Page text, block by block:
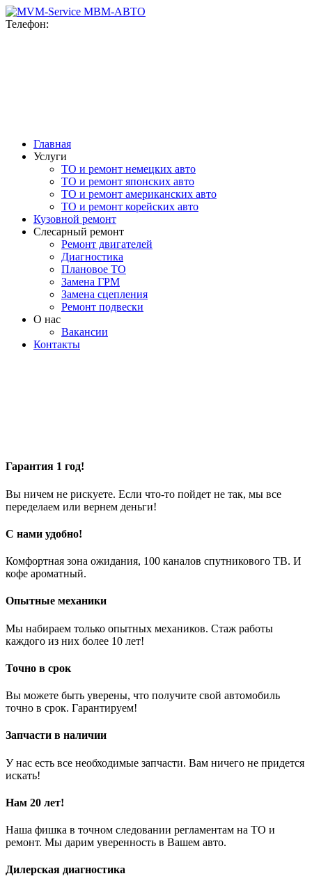
MВМ-АВТО
Телефон:
Главная
Услуги
ТО и ремонт немецких авто
ТО и ремонт японских авто
ТО и ремонт американских авто
ТО и ремонт корейских авто
Кузовной ремонт
Слесарный ремонт
Ремонт двигателей
Диагностика
Плановое ТО
Замена ГРМ
Замена сцепления
Ремонт подвески
О нас
Вакансии
Контакты
Гарантия 1 год!
Вы ничем не рискуете. Если что-то пойдет не так, мы все
переделаем или вернем деньги!
С нами удобно!
Комфортная зона ожидания, 100 каналов спутникового ТВ. И
кофе ароматный.
Опытные механики
Мы набираем только опытных механиков. Стаж работы
каждого из них более 10 лет!
Точно в срок
Вы можете быть уверены, что получите свой автомобиль
точно в срок. Гарантируем!
Запчасти в наличии
У нас есть все необходимые запчасти. Вам ничего не придется
искать!
Нам 20 лет!
Наша фишка в точном следовании регламентам на ТО и
ремонт. Мы дарим уверенность в Вашем авто.
Дилерская диагностика